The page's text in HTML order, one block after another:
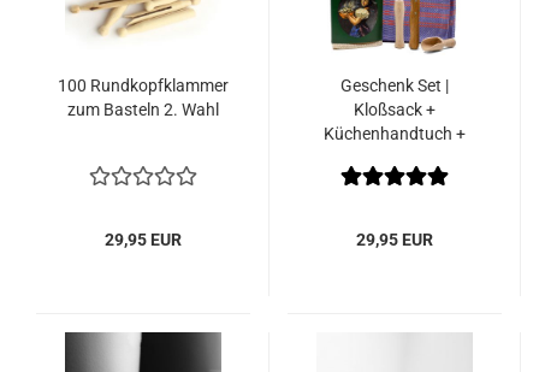
100 Rundkopfklammer
zum Basteln 2. Wahl
29,95 EUR
Geschenk Set |
Kloßsack +
Küchenhandtuch +
Salzschaufel
29,95 EUR